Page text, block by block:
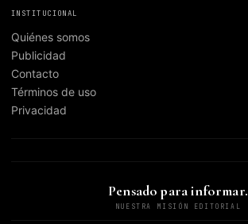
INSTITUCIONAL
Quiénes somos
Publicidad
Contacto
Términos de uso
Privacidad
Pensado para informar.
NUESTRA MISIÓN EDITORIAL